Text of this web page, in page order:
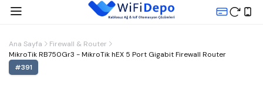
Ana Sayfa
Firewall & Router
MikroTik RB750Gr3 - MikroTik hEX 5 Port Gigabit Firewall Router
#391